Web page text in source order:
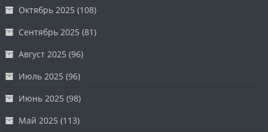
Октябрь 2025 (108)
Сентябрь 2025 (81)
Август 2025 (96)
Июль 2025 (96)
Июнь 2025 (98)
Май 2025 (113)